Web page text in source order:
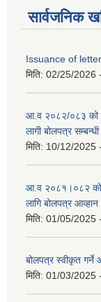
सार्वजनिक
Issuance of
मिति: 02/25/2026
आ.व २०८२/०८३ को
लागी बोलपत्र
मिति: 10/12/2025
आ.व २०८१।०८२ को
लागि बोलपत्र
मिति: 01/05/2025
बोलपत्र स्वीकृत
मिति: 01/03/2025